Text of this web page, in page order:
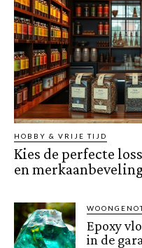
HOBBY & VRIJE TIJD
Kies de perfecte
en
Epoxy
in de